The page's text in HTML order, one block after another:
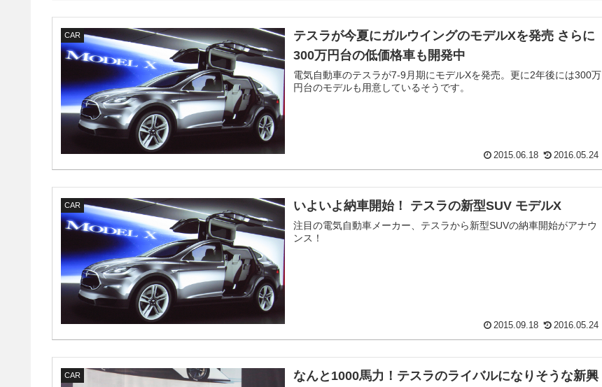
CAR
テスラが今夏にガルウイングのモデルXを発売 さらに
300万円台の低価格車も開発中
電気自動車のテスラが7-9月期にモデルXを発売。更に2年後には300万
円台のモデルも用意しているそうです。
2015.06.18 2016.05.24
CAR いよいよ納車開始！ テスラの新型SUV モデルX
注目の電気自動車メーカー、テスラから新型SUVの納車開始がアナウ
ンス！
2015.09.18 2016.05.24
CAR
なんと1000馬力！テスラのライバルになりそうな新興